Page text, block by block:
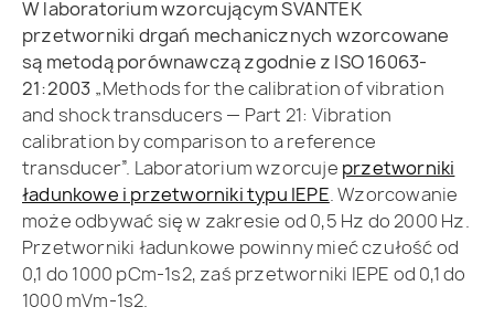
W laboratorium wzorcującym SVANTEK
przetworniki drgań mechanicznych wzorcowane
są metodą porównawczą zgodnie z ISO 16063-
21:2003 „Methods for the calibration of vibration
and shock transducers — Part 21: Vibration
calibration by comparison to a reference
transducer”. Laboratorium wzorcuje przetworniki
ładunkowe i przetworniki typu IEPE. Wzorcowanie
może odbywać się w zakresie od 0,5 Hz do 2000 Hz.
Przetworniki ładunkowe powinny mieć czułość od
0,1 do 1000 pCm-1s2, zaś przetworniki IEPE od 0,1 do
1000 mVm-1s2.